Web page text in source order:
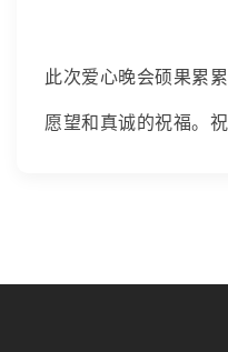
此次爱心晚会硕果累
愿望和真诚的祝福。